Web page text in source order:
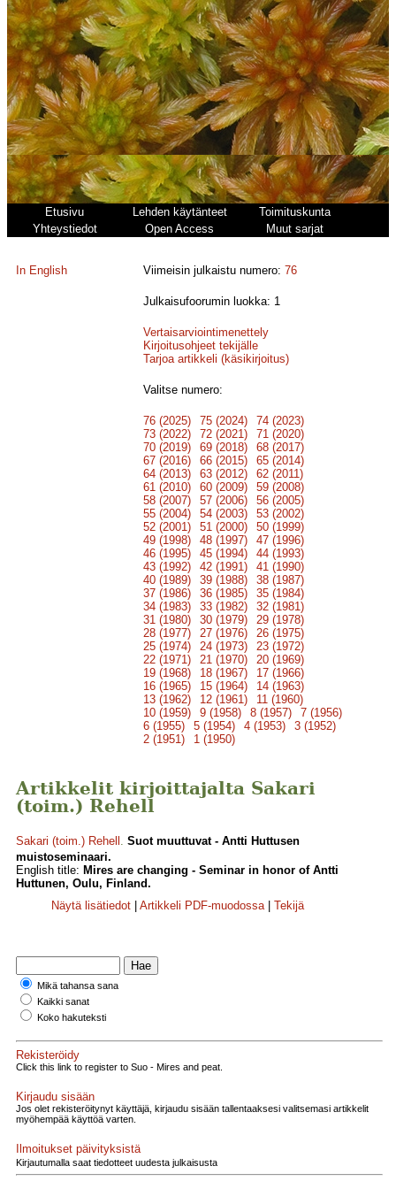
Etusivu Lehden käytänteet
Toimituskunta
Yhteystiedot
Open Access Muut sarjat
In English Viimeisin julkaistu numero:76
Julkaisufoorumin luokka: 1
Vertaisarviointimenettely
Kirjoitusohjeet tekijälle
Tarjoa artikkeli (käsikirjoitus)
Valitse numero:
76 (2025) 75 (2024)
74 (2023)
73 (2022)
72 (2021)
71 (2020)
70 (2019)
69 (2018)
68 (2017)
67 (2016)
66 (2015)
65 (2014)
64 (2013)
63 (2012)
62 (2011)
61 (2010)
60 (2009)
59 (2008)
58 (2007)
57 (2006)
56 (2005)
55 (2004)
54 (2003)
53 (2002)
52 (2001)
51 (2000)
50 (1999)
49 (1998)
48 (1997)
47 (1996)
46 (1995)
45 (1994)
44 (1993)
43 (1992)
42 (1991)
41 (1990)
40 (1989)
39 (1988)
38 (1987)
37 (1986)
36 (1985)
35 (1984)
34 (1983)
33 (1982)
32 (1981)
31 (1980)
30 (1979)
29 (1978)
28 (1977)
27 (1976)
26 (1975)
25 (1974)
24 (1973)
23 (1972)
22 (1971)
21 (1970)
20 (1969)
19 (1968)
18 (1967)
17 (1966)
16 (1965)
15 (1964)
14 (1963)
13 (1962)
12 (1961)
11 (1960)
10 (1959)
9 (1958) 8 (1957)
7 (1956)
6 (1955)
5 (1954) 4 (1953)
3 (1952)
2 (1951)
1 (1950)
Artikkelit kirjoittajalta Sakari
(toim.) Rehell
Sakari (toim.) Rehell . Suot muuttuvat - Antti Huttusen
muistoseminaari.
English title: Mires are changing - Seminar in honor of Antti
Huttunen, Oulu, Finland.
Näytä lisätiedot
Artikkeli PDF-muodossa| Tekijä
Mikä tahansa sana
Kaikki sanat
Koko hakuteksti
Rekisteröidy
Click this link to register to Suo - Mires and peat.
Kirjaudu sisään
Jos olet rekisteröitynyt käyttäjä, kirjaudu sisään tallentaaksesi valitsemasi artikkelit
myöhempää käyttöä varten.
Ilmoitukset päivityksistä
Kirjautumalla saat tiedotteet uudesta julkaisusta